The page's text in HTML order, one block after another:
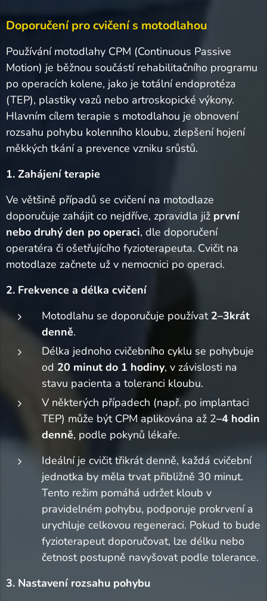
Doporučení pro cvičení s motodlahou
Používání motodlahy CPM (Continuous Passive
Motion) je běžnou součástí rehabilitačního programu
po operacích kolene, jako je totální endoprotéza
(TEP), plastiky vazů nebo artroskopické výkony.
Hlavním cílem terapie s motodlahou je obnovení
rozsahu pohybu kolenního kloubu, zlepšení hojení
měkkých tkání a prevence vzniku srůstů.
1. Zahájení terapie
Ve většině případů se cvičení na motodlaze
doporučuje zahájit co nejdříve, zpravidla již první
nebo druhý den po operaci, dle doporučení
operatéra či ošetřujícího fyzioterapeuta. Cvičit na
motodlaze začnete už v nemocnici po operaci.
2. Frekvence a délka cvičení
Motodlahu se doporučuje používat 2–3krát
denně.
Délka jednoho cvičebního cyklu se pohybuje
od 20 minut do 1 hodiny, v závislosti na
stavu pacienta a toleranci kloubu.
V některých případech (např. po implantaci
TEP) může být CPM aplikována až 2–4 hodin
denně, podle pokynů lékaře.
Ideální je cvičit třikrát denně, každá cvičební
jednotka by měla trvat přibližně 30 minut.
Tento režim pomáhá udržet kloub v
pravidelném pohybu, podporuje prokrvení a
urychluje celkovou regeneraci. Pokud to bude
fyzioterapeut doporučovat, lze délku nebo
četnost postupně navyšovat podle tolerance.
3. Nastavení rozsahu pohybu